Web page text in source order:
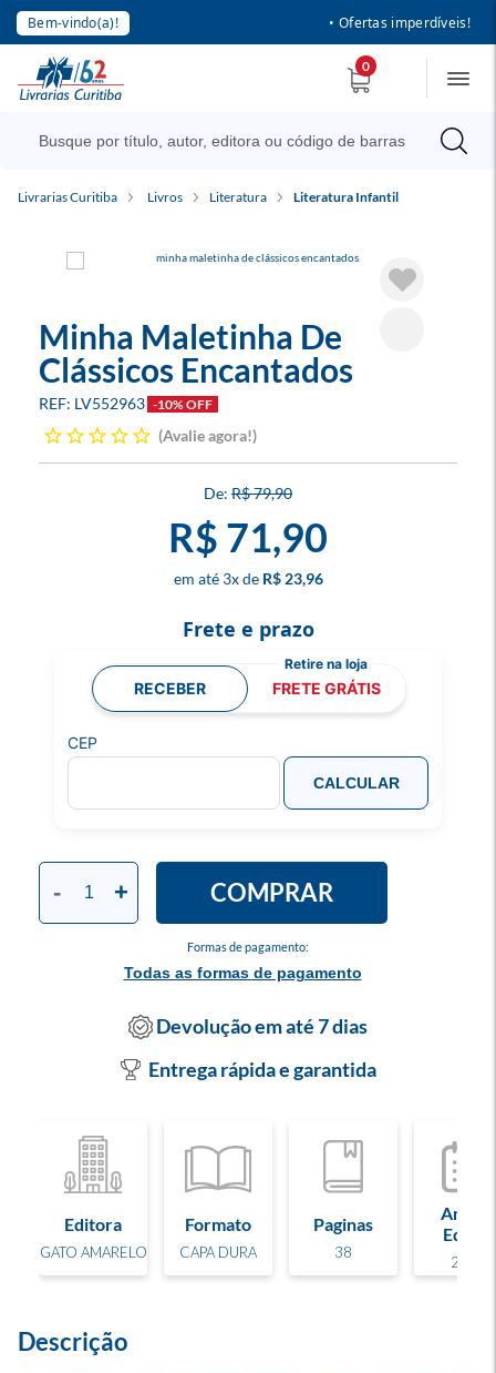
Bem-vindo(a)! • Ofertas imperdíveis!
0
Livrarias Curitiba Livros Literatura Literatura Infantil
Minha Maletinha De
Clássicos Encantados
LV552963 -10% OFF
Avalie agora!
R$ 79,90
R$ 71,90
3x R$ 23,96
Formas de pagamento:
Todas as formas de pagamento
- + COMPRAR
Frete e prazo
RECEBER FRETE GRÁTIS
CEP
CALCULAR
Devolução em até 7 dias
Entrega rápida e garantida
Editora
GATO AMARELO
Formato
CAPA DURA
Paginas
38
Ano de
Edição
2026
Descrição